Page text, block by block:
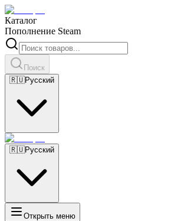
Каталог
Пополнение Steam
Поиск
🇷🇺Русский
🇷🇺Русский
Открыть меню